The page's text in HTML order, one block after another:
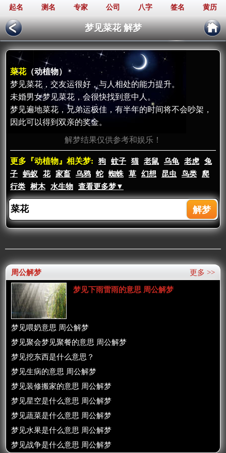
起名 测名 专家 公司 八字 签名 黄历
梦见菜花 解梦
菜花（动植物）
梦见菜花，交友运很好，与人相处的能力提升。
未婚男女梦见菜花，会很快找到意中人。
梦见遍地菜花，兄弟运极佳，有半年的时间将不会吵架，
因此可以得到双亲的奖金。
解梦结果仅供参考和娱乐！
更多『动植物』相关梦: 狗 蚊子 猫 老鼠 乌龟 老虎
兔
子
蚂蚁 花 家畜 乌鸦 蛇 蜘蛛 草 幻想 昆虫 鸟类
爬
行类
树木 水生物 查看更多梦▼
更多 >>
周公解梦
梦见下雨雷雨的意思 周公解梦
梦见喂奶意思 周公解梦
梦见聚会梦见聚餐的意思 周公解梦
梦见挖东西是什么意思？
梦见生病的意思 周公解梦
梦见装修搬家的意思 周公解梦
梦见星空是什么意思 周公解梦
梦见蔬菜是什么意思 周公解梦
梦见水果是什么意思 周公解梦
梦见战争是什么意思 周公解梦